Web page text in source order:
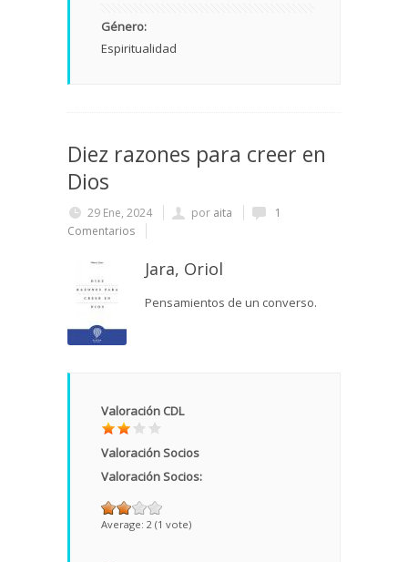
Género:
Espiritualidad
Diez razones para creer en
Dios
29 Ene, 2024 por aita
1
Comentarios
Jara, Oriol
Pensamientos de un converso.
Valoración CDL
Valoración Socios
Valoración Socios:
Average: 2 (1 vote)